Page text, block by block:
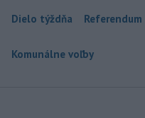
Dielo týždňa Referendum
Komunálne voľby